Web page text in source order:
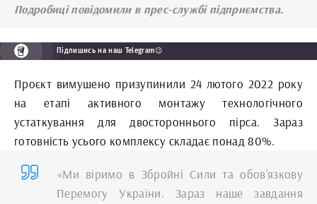
Подробиці повідомили в прес-службі підприємства.
Підпишись на наш Telegram😉
Проєкт вимушено призупинили 24 лютого 2022 року
на етапі активного монтажу технологічного
устаткування для двостороннього пірса. Зараз
готовність усього комплексу складає понад 80%.
«Ми віримо в Збройні Сили та обов’язкову
Перемогу України. Зараз наше завдання